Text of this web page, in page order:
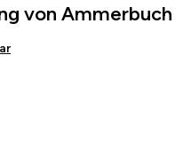
von Ammerbuch